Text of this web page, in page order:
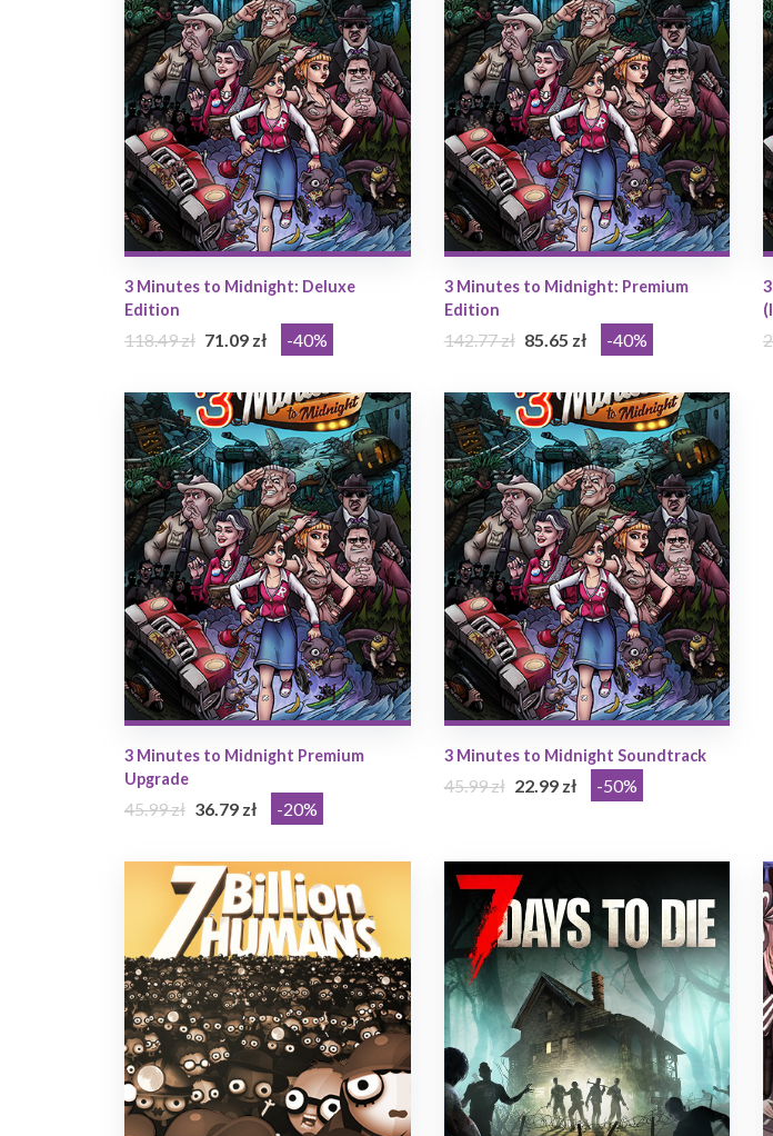
3 Minutes to Midnight: Deluxe
Edition
118.49 zł 71.09 zł -40%
3 Minutes to Midnight: Premium
Edition
142.77 zł 85.65 zł -40%
3 Minutes to Midnight Premium
Upgrade
45.99 zł 36.79 zł -20%
3 Minutes to Midnight Soundtrack
45.99 zł 22.99 zł -50%